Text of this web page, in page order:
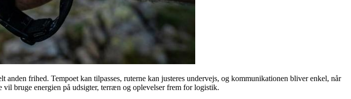
frihed. Tempoet kan tilpasses, ruterne kan justeres undervejs, og kommunikationen bliver enkel, når
bruge energien på udsigter, terræn og oplevelser frem for logistik.